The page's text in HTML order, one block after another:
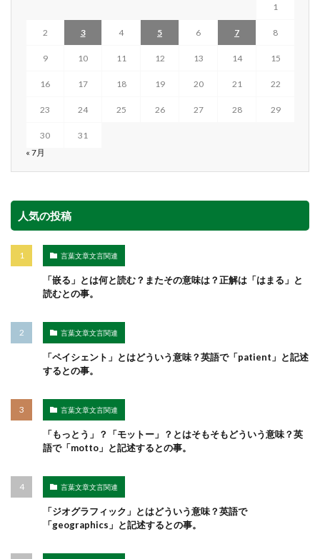
1
2 3 4 5 6 7 8
9 10 11 12 13 14 15
16 17 18 19 20 21 22
23 24 25 26 27 28 29
30
31
« 7月
人気の投稿
言葉文章文言関連
「嵌る」とは何と読む？またその意味は？正解は「はまる」と
読むとの事。
言葉文章文言関連
「ペイシェント」とはどういう意味？英語で「patient」と記述
するとの事。
言葉文章文言関連
「もっとう」？「モットー」？とはそもそもどういう意味？英
語で「motto」と記述するとの事。
言葉文章文言関連
「ジオグラフィック」とはどういう意味？英語で
「geographics」と記述するとの事。